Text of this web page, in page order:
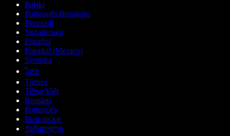
Polski
Português Brasileiro
Русский
Українська
Español
Español (México)
Svenska
ไทย
Türkçe
Tiếng Việt
Română
Português
Български
ქართული